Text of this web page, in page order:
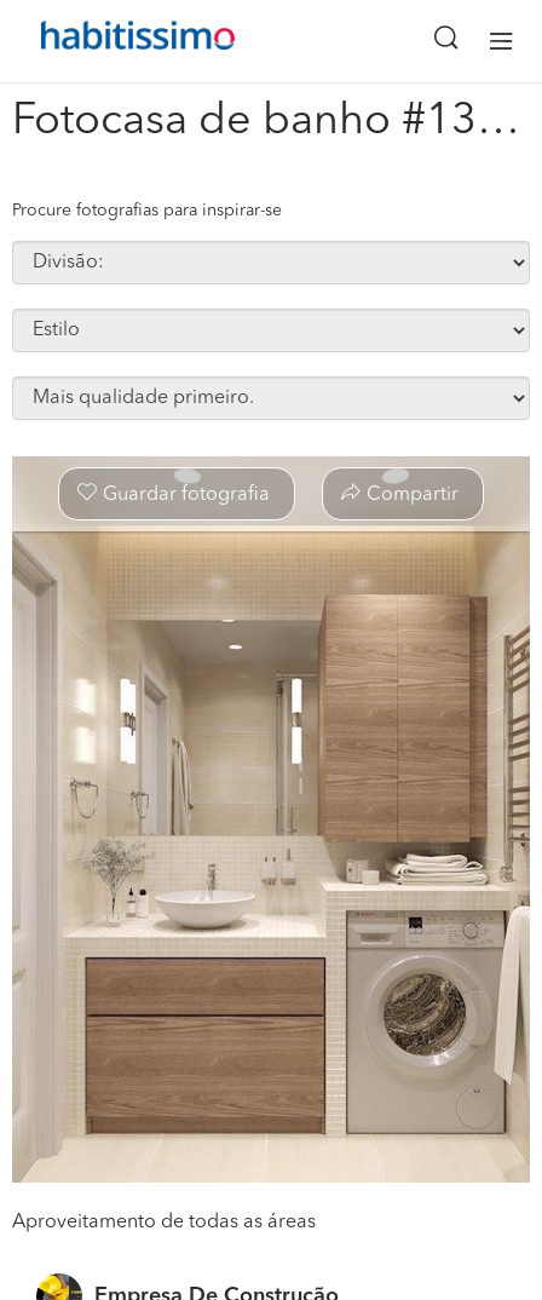
Fotocasa de banho #138713
x
Procure fotografias para inspirar-se
Guardar fotografia Compartir
Aproveitamento de todas as áreas